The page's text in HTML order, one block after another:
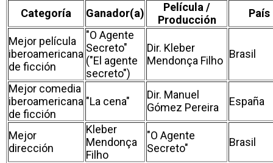
Categoría
Ganador(a)
Película /
Producción
País
Mejor película
iberoamericana
de ficción
"O Agente
Secreto"
("El agente
secreto")
Dir. Kleber
Mendonça Filho
Brasil
Mejor comedia
iberoamericana
de ficción
"La cena"
Dir. Manuel
Gómez Pereira
España
Mejor
dirección
Kleber
Mendonça
Filho
"O Agente
Secreto"
Brasil